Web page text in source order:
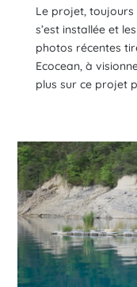
Le projet, toujours
s’est installée et
photos récentes
Ecocean, à
plus sur ce projet